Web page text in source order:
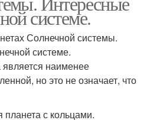
системе.
Солнечной системы.
системе.
наименее
но это не означает, что
с кольцами.